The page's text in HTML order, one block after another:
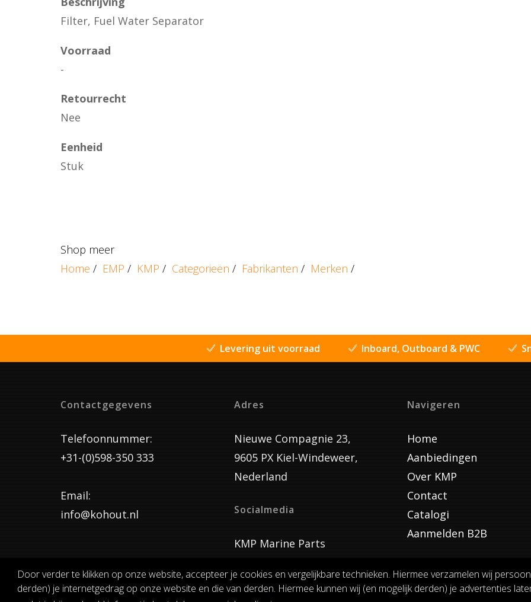
Door verder te klikken op onze website, accepteer je cookies en vergelijkbare technieken. Hiermee verzamelen wij
derden) je internetgedrag op onze website en die van derden. Hiermee kunnen wij (en mogelijk derden) je advertenties
Filter, Fuel Water Separator
Voorraad
-
Retourrecht
Nee
Eenheid
Stuk
Shop meer
Home / EMP / KMP / Categorieën / Fabrikanten / Merken /
Levering uit voorraad Inboard, Outboard & PWC
Contactgegevens
Telefoonnummer:
+31-(0)598-350 333
Email:
info@kohout.nl
Adres
Nieuwe Compagnie 23,
9605 PX Kiel-Windeweer,
Nederland
Socialmedia
KMP Marine Parts
Navigeren
Home
Aanbiedingen
Over KMP
Contact
Catalogi
Aanmelden B2B